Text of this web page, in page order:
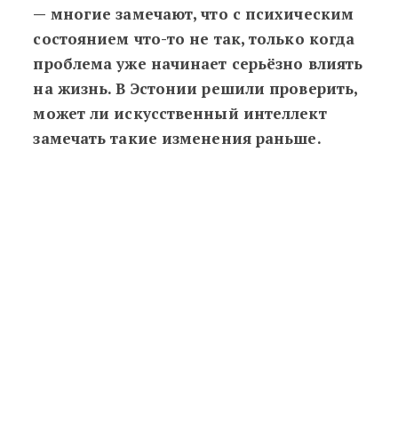
— многие замечают, что с психическим
состоянием что-то не так, только когда
проблема уже начинает серьёзно влиять
на жизнь. В Эстонии решили проверить,
может ли искусственный интеллект
замечать такие изменения раньше.